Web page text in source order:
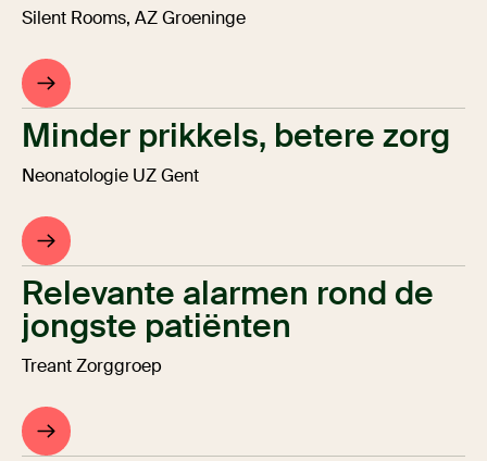
Silent Rooms, AZ Groeninge
Minder prikkels, betere zorg
Neonatologie UZ Gent
Relevante alarmen rond de
jongste patiënten
Treant Zorggroep